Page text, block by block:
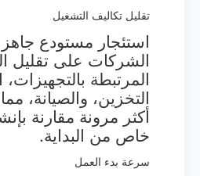
تقليل تكاليف التشغيل
استئجار مستودع
الشركات على تقليل
المرتبطة بالتجهيزات،
التخزين، والصيانة،
أكثر مرونة مقارنة
خاص من البداية.
سرعة بدء العمل